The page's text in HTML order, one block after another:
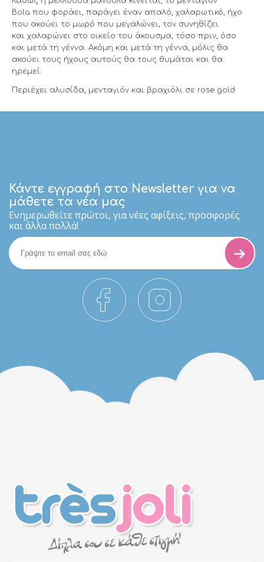
Bola που φοράει, παράγει έναν απαλό, χαλαρωτικό, ήχο
που ακούει το μωρό που μεγαλώνει, τον συνηθίζει
και χαλαρώνει στο οικείο του άκουσμα, τόσο πριν, όσο
και μετά τη γέννα. Ακόμη και μετά τη γέννα, μόλις θα
ακούει τους ήχους αυτούς θα τους θυμάται και θα
ηρεμεί.
Περιέχει αλυσίδα, μενταγιόν και βραχιόλι σε rose gold
Κάντε εγγραφή στο Newsletter για να
μάθετε τα νέα μας
Eνημερωθείτε πρώτοι, για νέες αφίξεις, προσφορές
και άλλα πολλά!